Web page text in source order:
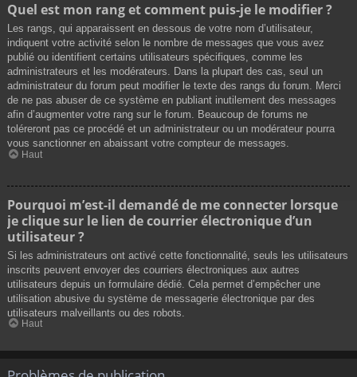
Quel est mon rang et comment puis-je le modifier ?
Les rangs, qui apparaissent en dessous de votre nom d’utilisateur,
indiquent votre activité selon le nombre de messages que vous avez
publié ou identifient certains utilisateurs spécifiques, comme les
administrateurs et les modérateurs. Dans la plupart des cas, seul un
administrateur du forum peut modifier le texte des rangs du forum. Merci
de ne pas abuser de ce système en publiant inutilement des messages
afin d’augmenter votre rang sur le forum. Beaucoup de forums ne
toléreront pas ce procédé et un administrateur ou un modérateur pourra
vous sanctionner en abaissant votre compteur de messages.
Haut
Pourquoi m’est-il demandé de me connecter lorsque
je clique sur le lien de courrier électronique d’un
utilisateur ?
Si les administrateurs ont activé cette fonctionnalité, seuls les utilisateurs
inscrits peuvent envoyer des courriers électroniques aux autres
utilisateurs depuis un formulaire dédié. Cela permet d’empêcher une
utilisation abusive du système de messagerie électronique par des
utilisateurs malveillants ou des robots.
Haut